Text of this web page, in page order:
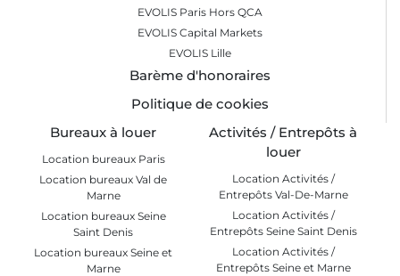
EVOLIS Paris Hors QCA
EVOLIS Capital Markets
EVOLIS Lille
Barème d'honoraires
Politique de cookies
Bureaux à louer
Location bureaux Paris
Location bureaux Val de
Marne
Location bureaux Seine
Saint Denis
Location bureaux Seine et
Marne
Activités / Entrepôts à
louer
Location Activités /
Entrepôts Val-De-Marne
Location Activités /
Entrepôts Seine Saint Denis
Location Activités /
Entrepôts Seine et Marne